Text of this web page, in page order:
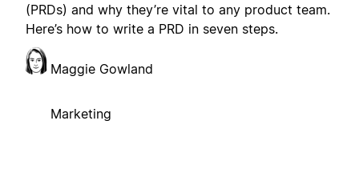
(PRDs) and why they’re vital to any product team.
Here’s how to write a PRD in seven steps.
Maggie Gowland
Marketing